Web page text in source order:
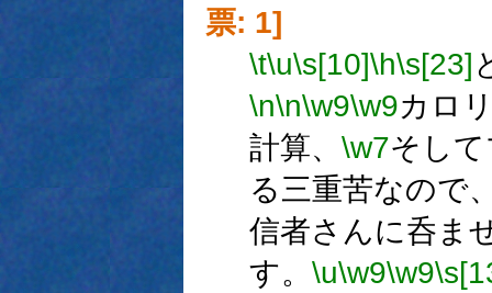
票: 1]
\t\u\s[10]\h\s[23]
\n\n\w9\w9カロ
計算、 \w7そし
る三重苦なので
信者さんに呑ま
す。 \u\w9\w9